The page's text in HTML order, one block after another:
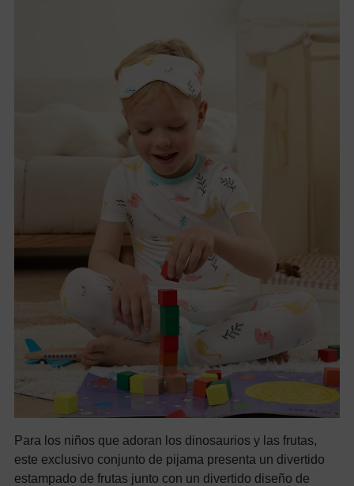
Para los niños que adoran los dinosaurios y las frutas,
este exclusivo conjunto de pijama presenta un divertido
estampado de frutas junto con un divertido diseño de